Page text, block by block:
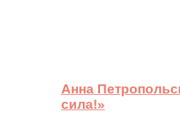
Анна
сила!»